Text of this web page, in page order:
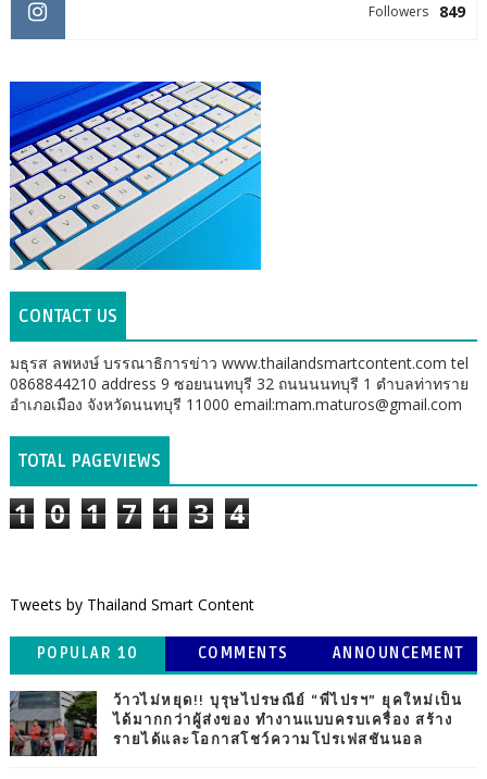
849
Followers
CONTACT US
มธุรส ลพหงษ์ บรรณาธิการข่าว www.thailandsmartcontent.com tel
0868844210 address 9 ซอยนนทบุรี 32 ถนนนนทบุรี 1 ตำบลท่าทราย
อำเภอเมือง จังหวัดนนทบุรี 11000 email:mam.maturos@gmail.com
TOTAL PAGEVIEWS
1 0 1 7 1 3 4
Tweets by Thailand Smart Content
POPULAR 10 COMMENTS ANNOUNCEMENT
ว้าวไม่หยุด!! บุรุษไปรษณีย์ “พี่ไปรฯ” ยุคใหม่เป็น
ได้มากกว่าผู้ส่งของ ทำงานแบบครบเครื่อง สร้าง
รายได้และโอกาสโชว์ความโปรเฟสชันนอล